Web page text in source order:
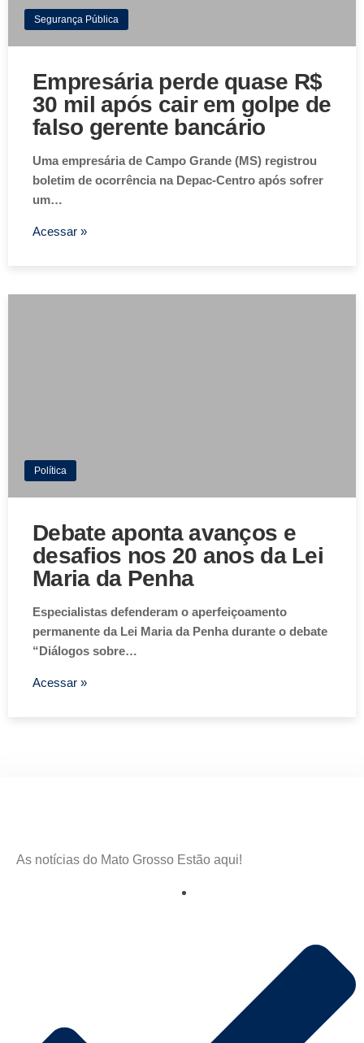
Segurança Pública
Empresária perde quase R$
30 mil após cair em golpe de
falso gerente bancário
Uma empresária de Campo Grande (MS) registrou
boletim de ocorrência na Depac-Centro após sofrer
um…
Acessar »
Política
Debate aponta avanços e
desafios nos 20 anos da Lei
Maria da Penha
Especialistas defenderam o aperfeiçoamento
permanente da Lei Maria da Penha durante o debate
“Diálogos sobre…
Acessar »
As notícias do Mato Grosso Estão aqui!